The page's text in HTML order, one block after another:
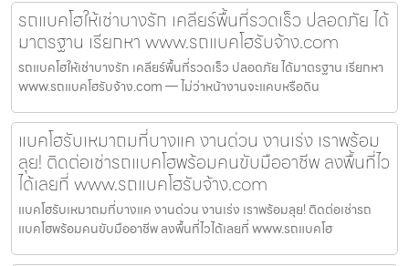
รถแบคโฮให้เช่าบางรัก เคลียร์พื้นที่รวดเร็ว ปลอดภัย ได้
มาตรฐาน เรียกหา www.รถแบคโฮรับจ้าง.com
รถแบคโฮให้เช่าบางรัก เคลียร์พื้นที่รวดเร็ว ปลอดภัย ได้มาตรฐาน เรียกหา
www.รถแบคโฮรับจ้าง.com — ไม่ว่าหน้างานจะแคบหรือดิน
แบคโฮรับเหมาถมที่บางแค งานด่วน งานเร่ง เราพร้อม
ลุย! ติดต่อเช่ารถแบคโฮพร้อมคนขับมืออาชีพ ลงพื้นที่ไว
ได้เลยที่ www.รถแบคโฮรับจ้าง.com
แบคโฮรับเหมาถมที่บางแค งานด่วน งานเร่ง เราพร้อมลุย! ติดต่อเช่ารถ
แบคโฮพร้อมคนขับมืออาชีพ ลงพื้นที่ไวได้เลยที่ www.รถแบคโฮ